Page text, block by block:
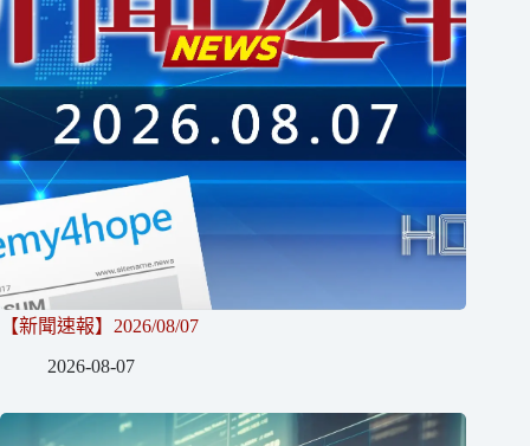
【新聞速報】2026/08/07
2026-08-07